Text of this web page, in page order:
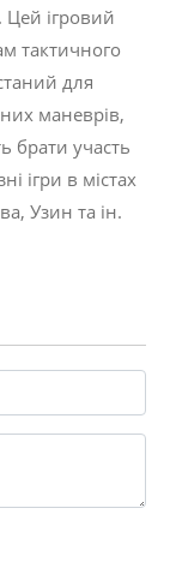
Цей ігровий
тактичного
для
маневрів,
брати участь
ігри в містах
Узин та ін.